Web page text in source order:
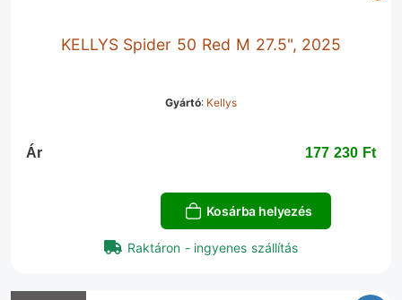
KELLYS Spider 50 Red M 27.5", 2025
Gyártó: Kellys
Ár 177 230 Ft‎
Kosárba helyezés
Raktáron - ingyenes szállítás